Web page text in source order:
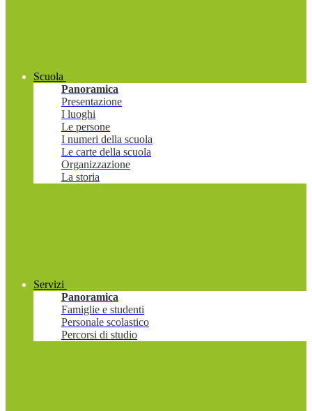
Scuola
Panoramica
Presentazione
I luoghi
Le persone
I numeri della scuola
Le carte della scuola
Organizzazione
La storia
Servizi
Panoramica
Famiglie e studenti
Personale scolastico
Percorsi di studio